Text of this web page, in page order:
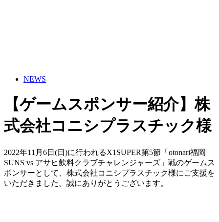
NEWS
【ゲームスポンサー紹介】株
式会社コニシプラスチック様
2022年11月6日(日)に行われるX1SUPER第5節「otonari福岡
SUNS vs アサヒ飲料クラブチャレンジャーズ」戦のゲームス
ポンサーとして、株式会社コニシプラスチック様にご支援を
いただきました。誠にありがとうございます。